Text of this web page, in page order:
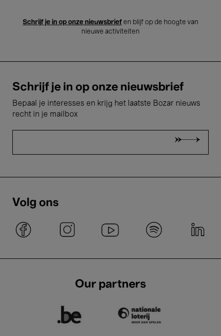
Schrijf je in op onze nieuwsbrief en blijf op de hoogte van
nieuwe activiteiten
Schrijf je in op onze nieuwsbrief
Bepaal je interesses en krijg het laatste Bozar nieuws
recht in je mailbox
Volg ons
Our partners